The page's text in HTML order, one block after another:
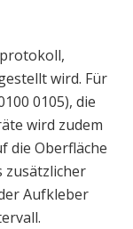
wird. Für
0105), die
wird zudem
die Oberfläche
zusätzlicher
Aufkleber